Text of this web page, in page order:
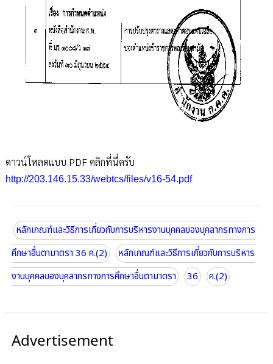
ดาวน์โหลดแบบ PDF คลิกที่นี่ครับ
http://203.146.15.33/webtcs/files/v16-54.pdf
หลักเกณฑ์และวิธีการเกี่ยวกับการบริหารงานบุคคลของบุคลากรทางการ
ศึกษาอื่นตามาตรา 36 ค.(2)
หลักเกณฑ์และวิธีการเกี่ยวกับการบริหาร
งานบุคคลของบุคลากรทางการศึกษาอื่นตามาตรา
36 ค.(2)
Advertisement